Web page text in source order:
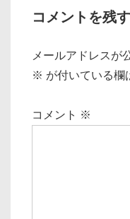
コメントを残す
メールアドレスが
※ が付いている欄
コメント ※